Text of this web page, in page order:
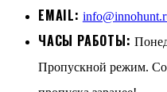
EMAIL:
ЧАСЫ РАБОТЫ:
Пропускной режим.